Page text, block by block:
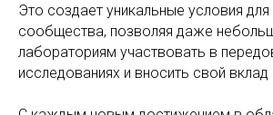
Это создает уникальные условия для
сообщества, позволяя даже
лабораториям участвовать в
исследованиях и вносить свой вклад